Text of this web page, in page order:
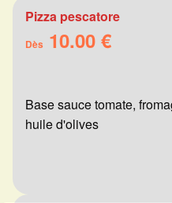
Pizza pescatore
Dès 10.00 €
Base sauce tomate,
huile d'olives